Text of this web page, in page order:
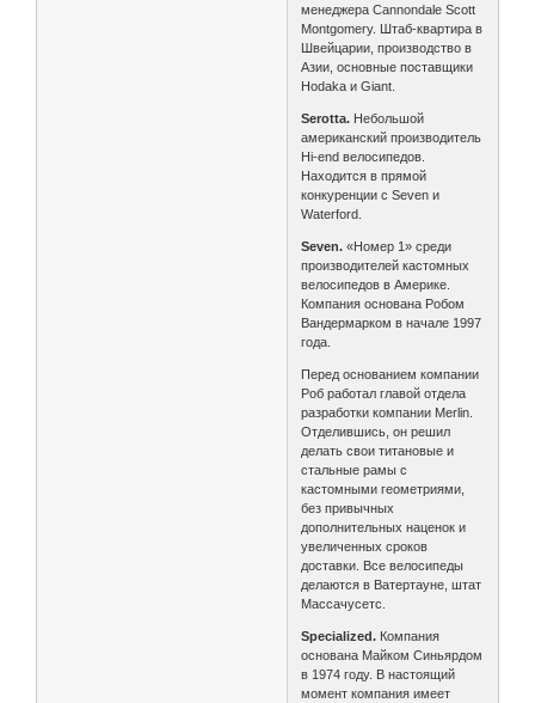
менеджера Cannondale Scott
Montgomery. Штаб-квартира в
Швейцарии, производство в
Азии, основные поставщики
Hodaka и Giant.
Serotta. Небольшой
американский производитель
Hi-end велосипедов.
Находится в прямой
конкуренции с Seven и
Waterford.
Seven. «Номер 1» среди
производителей кастомных
велосипедов в Америке.
Компания основана Робом
Вандермарком в начале 1997
года.
Перед основанием компании
Роб работал главой отдела
разработки компании Merlin.
Отделившись, он решил
делать свои титановые и
стальные рамы с
кастомными геометриями,
без привычных
дополнительных наценок и
увеличенных сроков
доставки. Все велосипеды
делаются в Ватертауне, штат
Массачусетс.
Specialized. Компания
основана Майком Синьярдом
в 1974 году. В настоящий
момент компания имеет